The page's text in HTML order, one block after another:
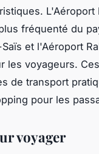
L'Aéroport
fréquenté du
et l'Aéroport
les voyageurs.
de transport
pour les
voyager